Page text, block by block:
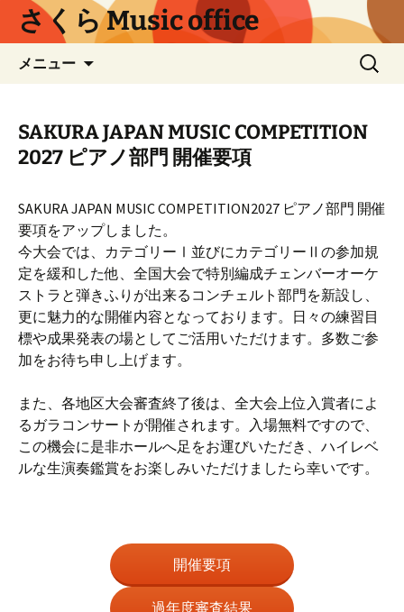
さくら Music office
メニュー
検
索:
SAKURA JAPAN MUSIC COMPETITION
2027 ピアノ部門 開催要項
SAKURA JAPAN MUSIC COMPETITION2027 ピアノ部門 開催
要項をアップしました。
今大会では、カテゴリーⅠ並びにカテゴリーⅡの参加規
定を緩和した他、全国大会で特別編成チェンバーオーケ
ストラと弾きふりが出来るコンチェルト部門を新設し、
更に魅力的な開催内容となっております。日々の練習目
標や成果発表の場としてご活用いただけます。多数ご参
加をお待ち申し上げます。
また、各地区大会審査終了後は、全大会上位入賞者によ
るガラコンサートが開催されます。入場無料ですので、
この機会に是非ホールへ足をお運びいただき、ハイレベ
ルな生演奏鑑賞をお楽しみいただけましたら幸いです。
開催要項
過年度審査結果